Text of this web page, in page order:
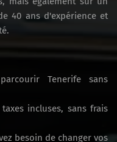
40 ans d'expérience et
Tenerife sans
incluses, sans frais
besoin de changer vos